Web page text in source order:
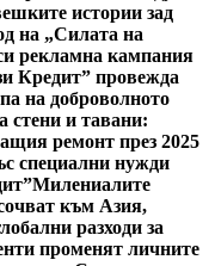
истории зад
на „Силата на
рекламна кампания
Кредит” провежда
на доброволното
стени и тавани:
ремонт през 2025
специални нужди
Милениалите
към Азия,
разходи за
променят личните